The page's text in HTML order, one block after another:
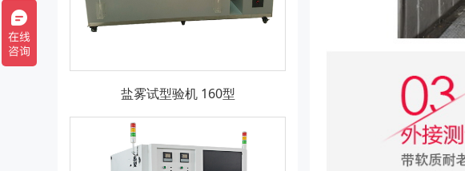
盐雾试型验机 160型